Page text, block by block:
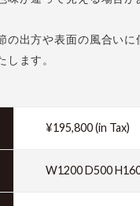
の出方や表面の風合い
します。
¥195,800 (in Tax)
W1200 D500